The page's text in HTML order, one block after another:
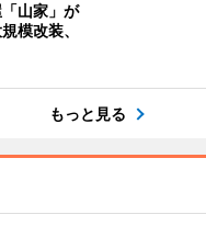
山家」が
模改装、
もっと見る